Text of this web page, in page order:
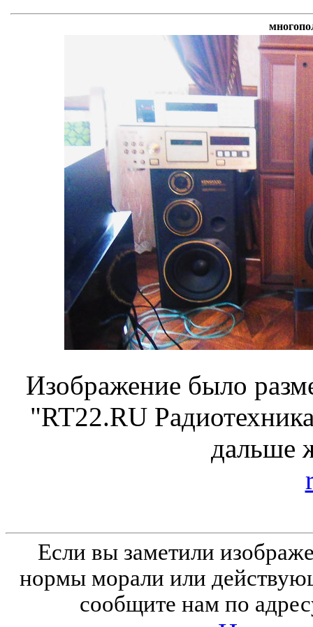
Изображение было
"RT22.RU
дальше
Если вы заметили
нормы морали или
сообщите нам по